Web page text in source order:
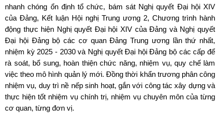
nhanh chóng ổn định tổ chức, bám sát Nghị quyết Đại hội XIV
của Đảng, Kết luận Hội nghị Trung ương 2, Chương trình hành
động thực hiện Nghị quyết Đại hội XIV của Đảng và Nghị quyết
Đại hội Đảng bộ các cơ quan Đảng Trung ương lần thứ nhất,
nhiệm kỳ 2025 - 2030 và Nghị quyết Đại hội Đảng bộ các cấp để
rà soát, bổ sung, hoàn thiện chức năng, nhiệm vụ, quy chế làm
việc theo mô hình quản lý mới. Đồng thời khẩn trương phân công
nhiệm vụ, duy trì nề nếp sinh hoạt, gắn với công tác xây dựng và
thực hiện tốt nhiệm vụ chính trị, nhiệm vụ chuyên môn của từng
cơ quan, từng đơn vị.